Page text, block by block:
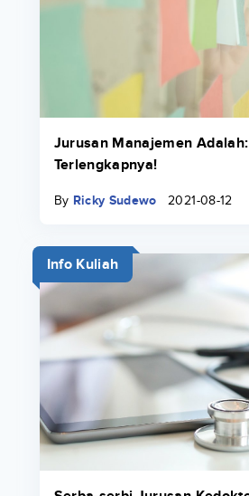
Jurusan Manajemen
Terlengkapnya!
By Ricky Sudewo 2021-08-12
Info Kuliah